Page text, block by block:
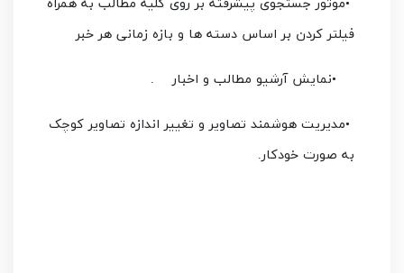
•موتور جستجوی پیشرفته بر روی کلیه مطالب به همراه
فیلتر کردن بر اساس دسته ها و بازه زمانی هر خبر
•نمایش آرشیو مطالب و اخبار.
•مدیریت هوشمند تصاویر و تغییر اندازه تصاویر کوچک
به صورت خودکار.